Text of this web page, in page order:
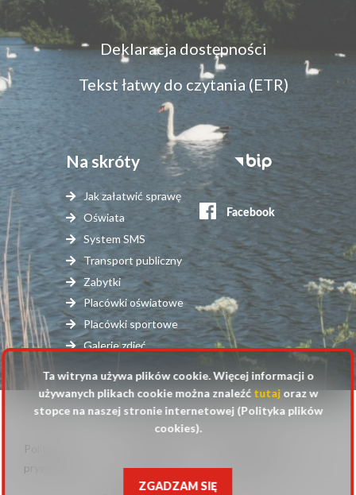
Menu
dostępność
Deklaracja dostępności
Tekst łatwy do czytania (ETR)
Na skróty
Jak załatwić sprawę
Oświata
System SMS
Transport publiczny
Zabytki
Placówki oświatowe
Placówki sportowe
Galerie zdjęć
Stopka
serwisy
zewnętrzne
© 2025 Urząd Gminy Raszyn
Stopka
Polityka
prywatności
strony
cookies
Ta witryna używa plików cookie. Więcej informacji o
używanych plikach cookie można znaleźć tutajoraz w
stopce na naszej stronie internetowej (Polityka plików
cookies).
ZGADZAM SIĘ